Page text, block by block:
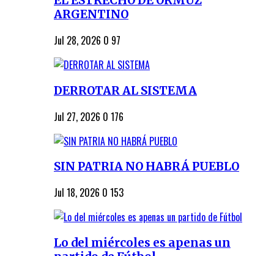
ARGENTINO
Jul 28, 2026 0 97
DERROTAR AL SISTEMA
Jul 27, 2026 0 176
SIN PATRIA NO HABRÁ PUEBLO
Jul 18, 2026 0 153
Lo del miércoles es apenas un